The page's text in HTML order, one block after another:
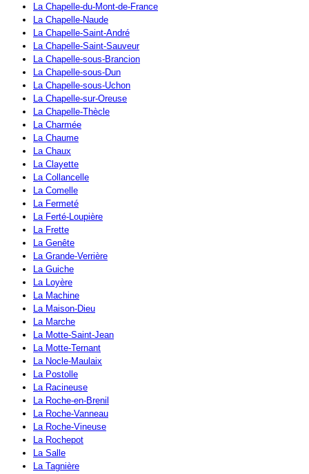
La Chapelle-du-Mont-de-France
La Chapelle-Naude
La Chapelle-Saint-André
La Chapelle-Saint-Sauveur
La Chapelle-sous-Brancion
La Chapelle-sous-Dun
La Chapelle-sous-Uchon
La Chapelle-sur-Oreuse
La Chapelle-Thècle
La Charmée
La Chaume
La Chaux
La Clayette
La Collancelle
La Comelle
La Fermeté
La Ferté-Loupière
La Frette
La Genête
La Grande-Verrière
La Guiche
La Loyère
La Machine
La Maison-Dieu
La Marche
La Motte-Saint-Jean
La Motte-Ternant
La Nocle-Maulaix
La Postolle
La Racineuse
La Roche-en-Brenil
La Roche-Vanneau
La Roche-Vineuse
La Rochepot
La Salle
La Tagnière